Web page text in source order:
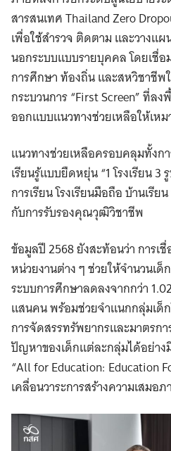
สารสนเทศ Thailand Zero
เพื่อใช้สำรวจ ติดตาม และวางแ
นอกระบบแบบรายบุคคล โดยเชื่อ
การศึกษา ท้องถิ่น และสหวิชาชี
กระบวนการ “First Screen” ที่ล
ออกแบบแนวทางช่วยเหลือให้เห
แนวทางช่วยเหลือครอบคลุมทั้งก
เรียนรู้แบบยืดหยุ่น “1 โรงเรียน
การเรียน โรงเรียนมือถือ บ้านเรี
กับการรับรองคุณวุฒิวิชาชีพ
ข้อมูลปี 2568 ยังสะท้อนว่า การเ
หน่วยงานต่าง ๆ ช่วยให้จำนวนเ
ระบบการศึกษาลดลงจากกว่า
แสนคน พร้อมช่วยจำแนกกลุ่มเด็
การจัดสรรทรัพยากรและมาตรก
ปัญหาของเด็กแต่ละกลุ่มได้อย่า
“All for Education: Education
เคลื่อนวาระการสร้างความเสมอ